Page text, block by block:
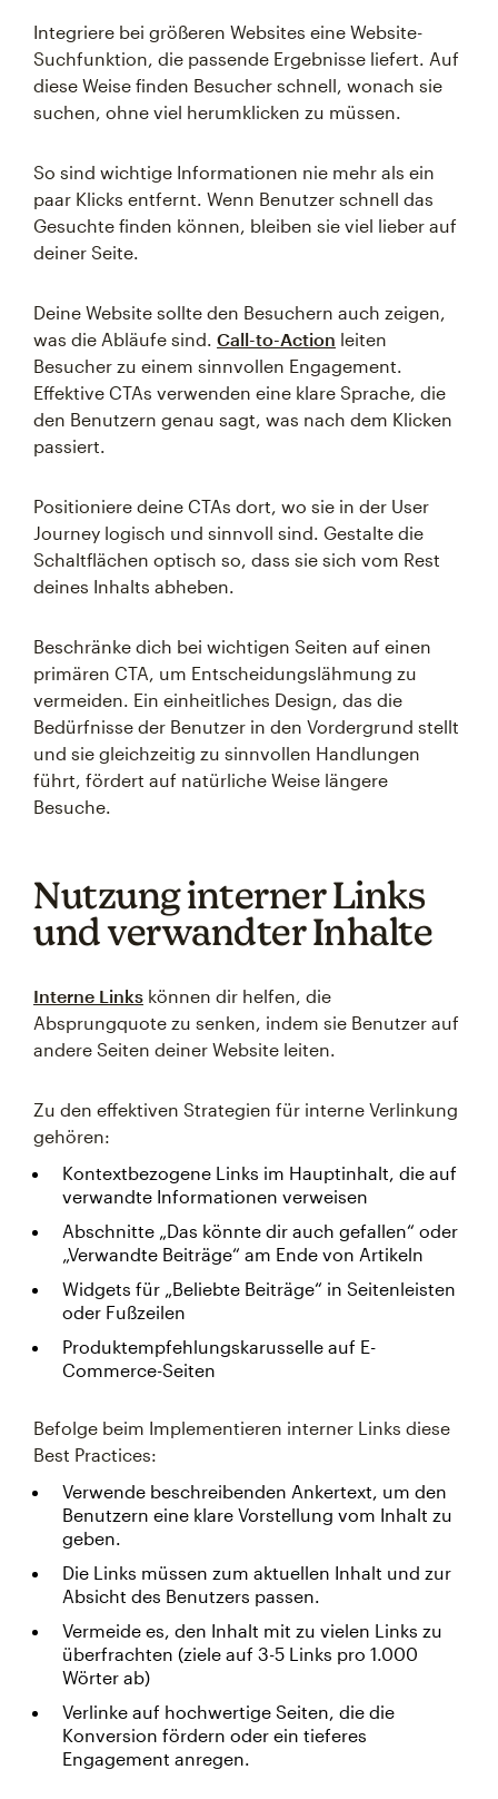
Integriere bei größeren Websites eine Website-
Suchfunktion, die passende Ergebnisse liefert. Auf
diese Weise finden Besucher schnell, wonach sie
suchen, ohne viel herumklicken zu müssen.
So sind wichtige Informationen nie mehr als ein
paar Klicks entfernt. Wenn Benutzer schnell das
Gesuchte finden können, bleiben sie viel lieber auf
deiner Seite.
Deine Website sollte den Besuchern auch zeigen,
was die Abläufe sind. Call-to-Action leiten
Besucher zu einem sinnvollen Engagement.
Effektive CTAs verwenden eine klare Sprache, die
den Benutzern genau sagt, was nach dem Klicken
passiert.
Positioniere deine CTAs dort, wo sie in der User
Journey logisch und sinnvoll sind. Gestalte die
Schaltflächen optisch so, dass sie sich vom Rest
deines Inhalts abheben.
Beschränke dich bei wichtigen Seiten auf einen
primären CTA, um Entscheidungslähmung zu
vermeiden. Ein einheitliches Design, das die
Bedürfnisse der Benutzer in den Vordergrund stellt
und sie gleichzeitig zu sinnvollen Handlungen
führt, fördert auf natürliche Weise längere
Besuche.
Nutzung interner Links
und verwandter Inhalte
Interne Links können dir helfen, die
Absprungquote zu senken, indem sie Benutzer auf
andere Seiten deiner Website leiten.
Zu den effektiven Strategien für interne Verlinkung
gehören:
Kontextbezogene Links im Hauptinhalt, die auf
verwandte Informationen verweisen
Abschnitte „Das könnte dir auch gefallen“ oder
„Verwandte Beiträge“ am Ende von Artikeln
Widgets für „Beliebte Beiträge“ in Seitenleisten
oder Fußzeilen
Produktempfehlungskarusselle auf E-
Commerce-Seiten
Befolge beim Implementieren interner Links diese
Best Practices:
Verwende beschreibenden Ankertext, um den
Benutzern eine klare Vorstellung vom Inhalt zu
geben.
Die Links müssen zum aktuellen Inhalt und zur
Absicht des Benutzers passen.
Vermeide es, den Inhalt mit zu vielen Links zu
überfrachten (ziele auf 3-5 Links pro 1.000
Wörter ab)
Verlinke auf hochwertige Seiten, die die
Konversion fördern oder ein tieferes
Engagement anregen.